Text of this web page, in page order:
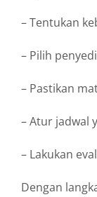
– Tentukan
– Pilih
– Pastikan
– Atur jadwal
– Lakukan
Dengan